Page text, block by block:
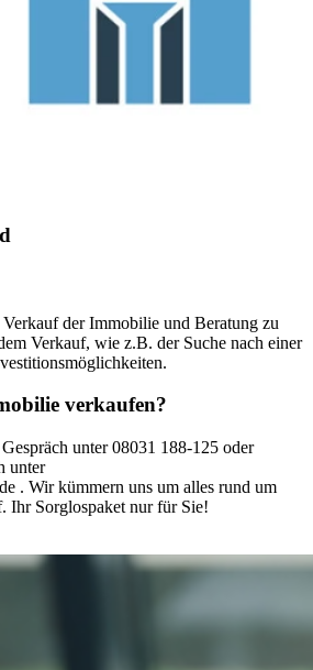
der Immobilie und Beratung zu
Verkauf, wie z.B. der Suche nach einer
verkaufen?
unter 08031 188-125 oder
unter
. Wir kümmern uns um alles rund um
Ihr Sorglospaket nur für Sie!